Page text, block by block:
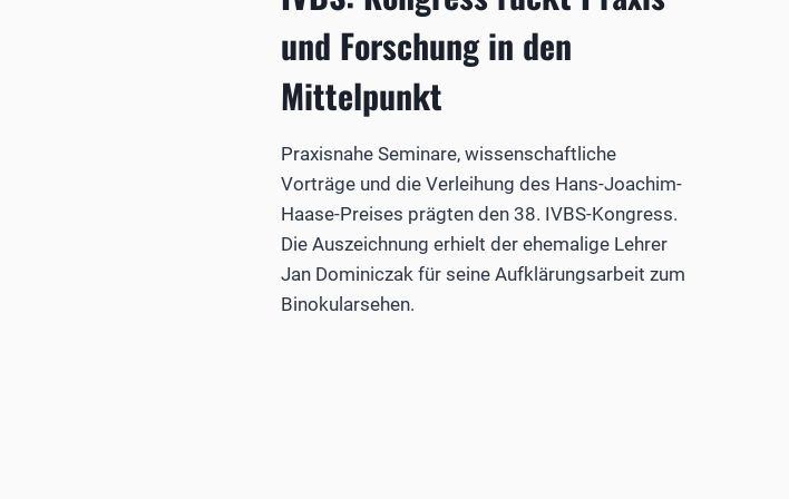
und Forschung in den
Mittelpunkt
Praxisnahe Seminare, wissenschaftliche
Vorträge und die Verleihung des Hans-Joachim-
Haase-Preises prägten den 38. IVBS-Kongress.
Die Auszeichnung erhielt der ehemalige Lehrer
Jan Dominiczak für seine Aufklärungsarbeit zum
Binokularsehen.